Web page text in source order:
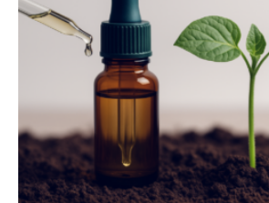
Art einer neuen Gattung beschrieben
nun den Namen Cretosabethes
fossile Nachweis einer
stellt gleichzeitig den ersten
Mückenlarve aus dem Mesozoikum